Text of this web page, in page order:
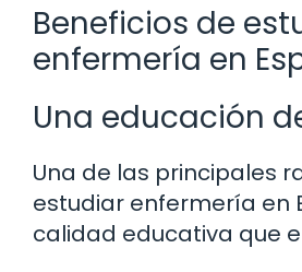
Beneficios de
enfermería en
Una educación
Una de las principales
estudiar enfermería en
calidad educativa que